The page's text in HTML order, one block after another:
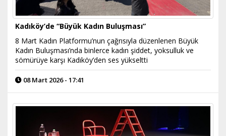
Kadıköy’de “Büyük Kadın Buluşması”
8 Mart Kadın Platformu’nun çağrısıyla düzenlenen Büyük
Kadın Buluşması’nda binlerce kadın şiddet, yoksulluk ve
sömürüye karşı Kadıköy’den ses yükseltti
08 Mart 2026 - 17:41